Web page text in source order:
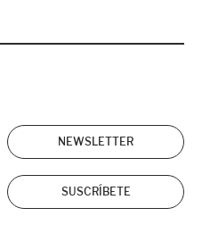
NEWSLETTER
SUSCRÍBETE